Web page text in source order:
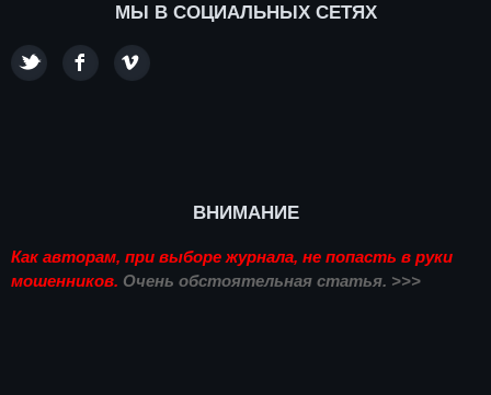
МЫ В СОЦИАЛЬНЫХ СЕТЯХ
ВНИМАНИЕ
Как авторам, при выборе журнала, не попасть в руки
мошенников. Очень обстоятельная статья. >>>